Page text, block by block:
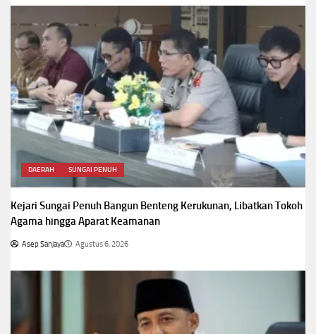
DAERAH SUNGAI PENUH
Kejari Sungai Penuh Bangun Benteng Kerukunan, Libatkan Tokoh
Agama hingga Aparat Keamanan
Asep Sanjaya Agustus 6, 2026